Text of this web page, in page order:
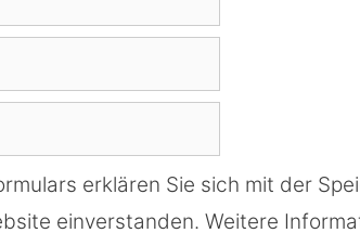
erklären Sie sich mit der
einverstanden. Weitere